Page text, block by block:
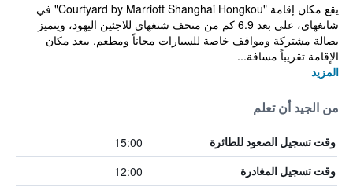
يقع مكان إقامة "Courtyard by Marriott Shanghai Hongkou" في
شانغهاي، على بعد 6.9 كم من متحف شنغهاي للاجئين اليهود، ويتميز
بصالة مشتركة ومواقف خاصة للسيارات مجاناً ومطعم. يبعد مكان
الإقامة تقريباً مسافة...
المزيد
من الجيد أن تعلم
وقت تسجيل الصعود للطائرة 15:00
وقت تسجيل المغادرة 12:00